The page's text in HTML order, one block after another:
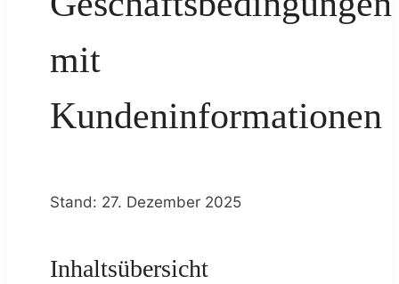
mit
Kundeninformationen
Stand: 27. Dezember 2025
Inhaltsübersicht